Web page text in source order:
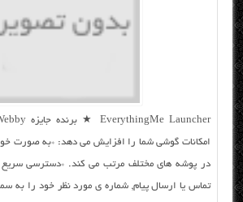
امکانات گوشی شما را افزایش می دهد: *به صورت
در پوشه های مختلف مرتب می کند. *دسترسی سریع
تماس یا ارسال پیام, شماره ی مورد نظر خود را